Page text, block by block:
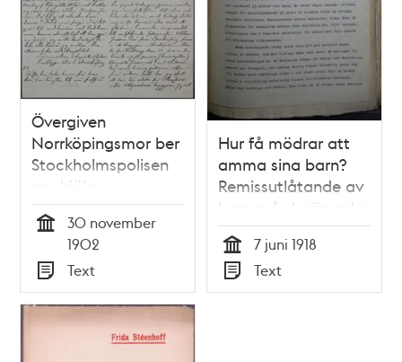
Övergiven
Norrköpingsmor ber
Stockholmspolisen
om hjälp
30 november
1902
Typ
Text
Hur få mödrar att
amma sina barn?
Remissutlåtande av
barnavårdsnämnden
1918
Tid
7 juni 1918
Typ
Text